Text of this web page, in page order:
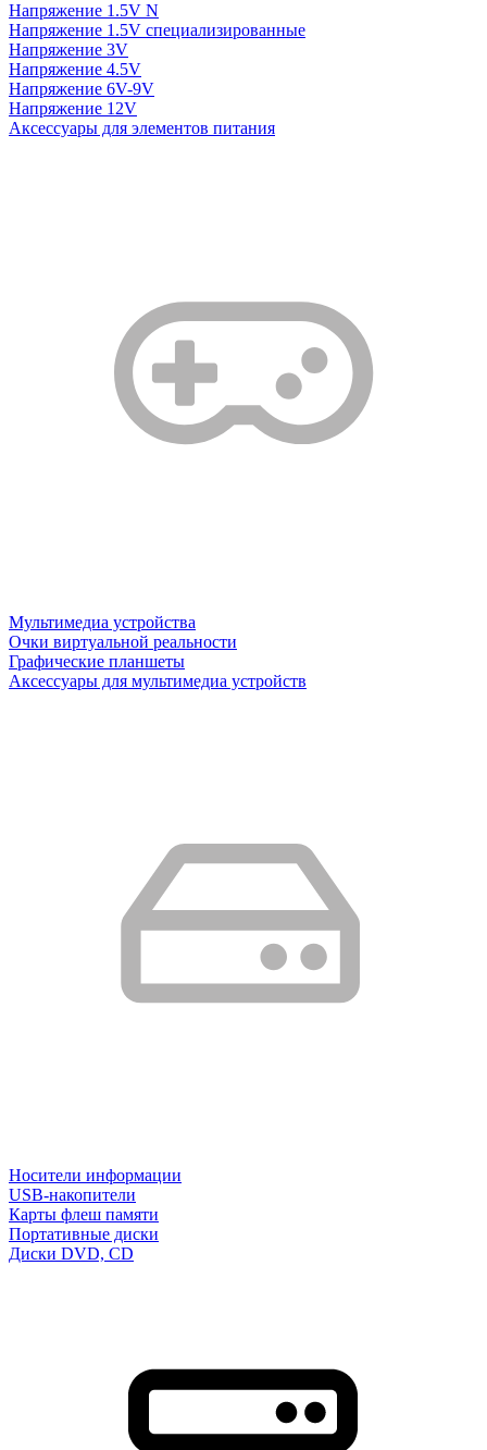
Напряжение 1.5V N
Напряжение 1.5V специализированные
Напряжение 3V
Напряжение 4.5V
Напряжение 6V-9V
Напряжение 12V
Аксессуары для элементов питания
Мультимедиа устройства
Очки виртуальной реальности
Графические планшеты
Аксессуары для мультимедиа устройств
Носители информации
USB-накопители
Карты флеш памяти
Портативные диски
Диски DVD, CD